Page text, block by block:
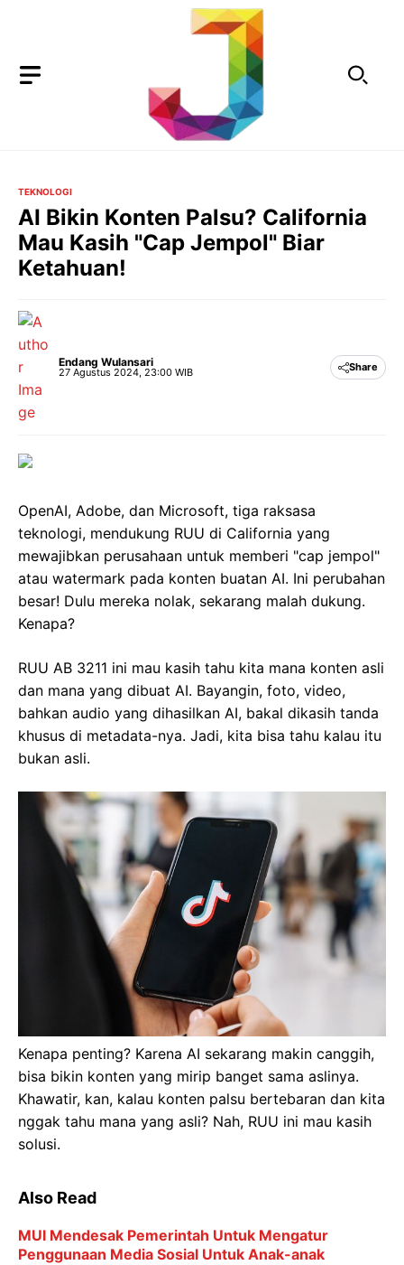
TEKNOLOGI
AI Bikin Konten Palsu? California
Mau Kasih "Cap Jempol" Biar
Ketahuan!
Endang Wulansari
27 Agustus 2024, 23:00 WIB Share
OpenAI, Adobe, dan Microsoft, tiga raksasa
teknologi, mendukung RUU di California yang
mewajibkan perusahaan untuk memberi "cap jempol"
atau watermark pada konten buatan AI. Ini perubahan
besar! Dulu mereka nolak, sekarang malah dukung.
Kenapa?
RUU AB 3211 ini mau kasih tahu kita mana konten asli
dan mana yang dibuat AI. Bayangin, foto, video,
bahkan audio yang dihasilkan AI, bakal dikasih tanda
khusus di metadata-nya. Jadi, kita bisa tahu kalau itu
bukan asli.
Kenapa penting? Karena AI sekarang makin canggih,
bisa bikin konten yang mirip banget sama aslinya.
Khawatir, kan, kalau konten palsu bertebaran dan kita
nggak tahu mana yang asli? Nah, RUU ini mau kasih
solusi.
Also Read
MUI Mendesak Pemerintah Untuk Mengatur
Penggunaan Media Sosial Untuk Anak-anak